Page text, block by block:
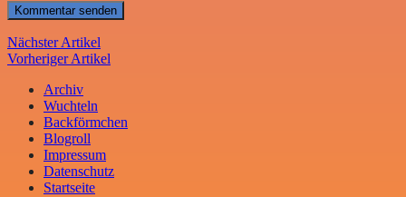
Nächster Artikel
Vorheriger Artikel
Archiv
Wuchteln
Backförmchen
Blogroll
Impressum
Datenschutz
Startseite